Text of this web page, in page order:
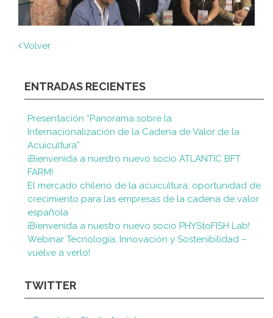
Volver
ENTRADAS RECIENTES
Presentación “Panorama sobre la
Internacionalización de la Cadena de Valor de la
Acuicultura”
¡Bienvenida a nuestro nuevo socio ATLANTIC BFT
FARM!
El mercado chileno de la acuicultura: oportunidad de
crecimiento para las empresas de la cadena de valor
española
¡Bienvenida a nuestro nuevo socio PHYStoFISH Lab!
Webinar Tecnología, Innovación y Sostenibilidad –
vuelve a verlo!
TWITTER